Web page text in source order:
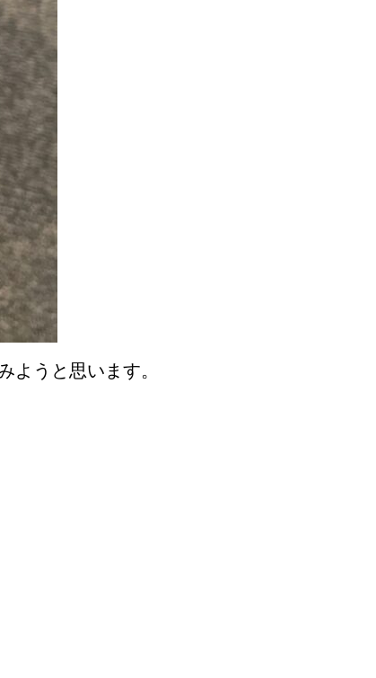
ようと思います。